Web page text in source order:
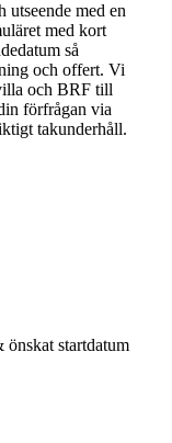
med en
med kort
så
och offert. Vi
och BRF till
förfrågan via
takunderhåll.
startdatum